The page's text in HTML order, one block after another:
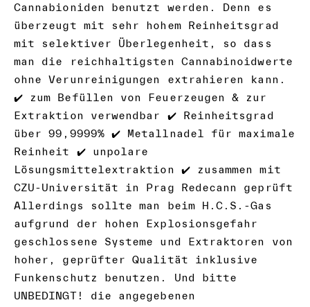
Cannabioniden benutzt werden. Denn es
überzeugt mit sehr hohem Reinheitsgrad
mit selektiver Überlegenheit, so dass
man die reichhaltigsten Cannabinoidwerte
ohne Verunreinigungen extrahieren kann.
✔️ zum Befüllen von Feuerzeugen & zur
Extraktion verwendbar ✔️ Reinheitsgrad
über 99,9999% ✔️ Metallnadel für maximale
Reinheit ✔️ unpolare
Lösungsmittelextraktion ✔️ zusammen mit
CZU-Universität in Prag Redecann geprüft
Allerdings sollte man beim H.C.S.-Gas
aufgrund der hohen Explosionsgefahr
geschlossene Systeme und Extraktoren von
hoher, geprüfter Qualität inklusive
Funkenschutz benutzen. Und bitte
UNBEDINGT! die angegebenen